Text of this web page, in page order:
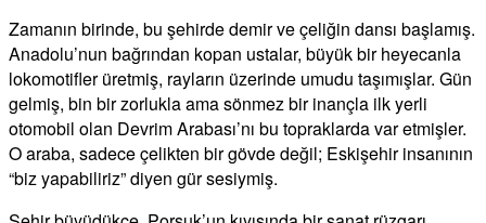
Zamanın birinde, bu şehirde demir ve çeliğin dansı başlamış.
Anadolu’nun bağrından kopan ustalar, büyük bir heyecanla
lokomotifler üretmiş, rayların üzerinde umudu taşımışlar. Gün
gelmiş, bin bir zorlukla ama sönmez bir inançla ilk yerli
otomobil olan Devrim Arabası’nı bu topraklarda var etmişler.
O araba, sadece çelikten bir gövde değil; Eskişehir insanının
“biz yapabiliriz” diyen gür sesiymiş.